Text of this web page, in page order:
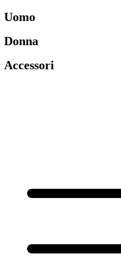
Uomo
Donna
Accessori